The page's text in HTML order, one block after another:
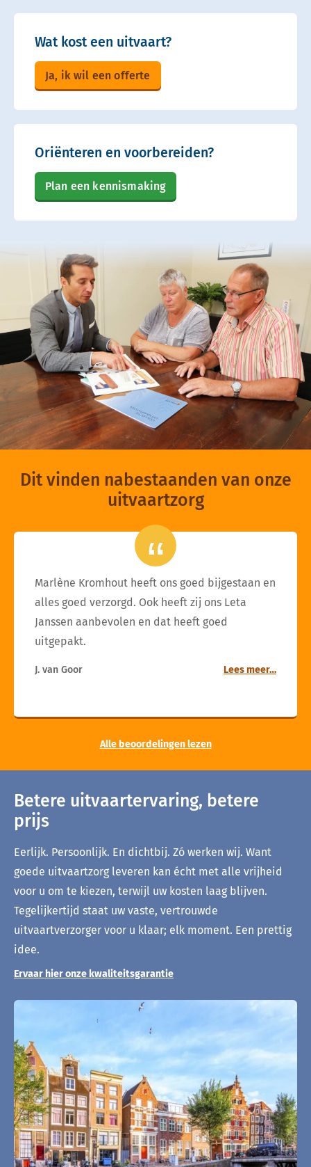
Wat kost een uitvaart?
Ja, ik wil een offerte
Oriënteren en voorbereiden?
Plan een kennismaking
Dit vinden nabestaanden van onze
uitvaartzorg
Marlène Kromhout heeft ons goed bijgestaan en
alles goed verzorgd. Ook heeft zij ons Leta
Janssen aanbevolen en dat heeft goed
uitgepakt.
J. van Goor Lees meer…
Alle beoordelingen lezen
Betere uitvaartervaring, betere
prijs
Eerlijk. Persoonlijk. En dichtbij. Zó werken wij. Want
goede uitvaartzorg leveren kan écht met alle vrijheid
voor u om te kiezen, terwijl uw kosten laag blijven.
Tegelijkertijd staat uw vaste, vertrouwde
uitvaartverzorger voor u klaar; elk moment. Een prettig
idee.
Ervaar hier onze kwaliteitsgarantie